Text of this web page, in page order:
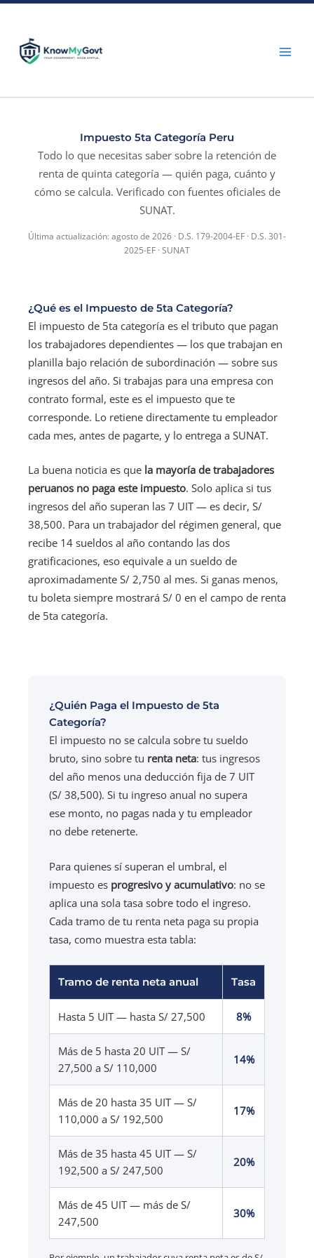
content
Impuesto 5ta Categoría Peru
Todo lo que necesitas saber sobre la retención de
renta de quinta categoría — quién paga, cuánto y
cómo se calcula. Verificado con fuentes oficiales de
SUNAT.
Última actualización: agosto de 2026 · D.S. 179-2004-EF · D.S. 301-
2025-EF · SUNAT
¿Qué es el Impuesto de 5ta Categoría?
El impuesto de 5ta categoría es el tributo que pagan
los trabajadores dependientes — los que trabajan en
planilla bajo relación de subordinación — sobre sus
ingresos del año. Si trabajas para una empresa con
contrato formal, este es el impuesto que te
corresponde. Lo retiene directamente tu empleador
cada mes, antes de pagarte, y lo entrega a SUNAT.
La buena noticia es que la mayoría de trabajadores
peruanos no paga este impuesto. Solo aplica si tus
ingresos del año superan las 7 UIT — es decir, S/
38,500. Para un trabajador del régimen general, que
recibe 14 sueldos al año contando las dos
gratificaciones, eso equivale a un sueldo de
aproximadamente S/ 2,750 al mes. Si ganas menos,
tu boleta siempre mostrará S/ 0 en el campo de renta
de 5ta categoría.
¿Quién Paga el Impuesto de 5ta
Categoría?
El impuesto no se calcula sobre tu sueldo
bruto, sino sobre tu renta neta: tus ingresos
del año menos una deducción fija de 7 UIT
(S/ 38,500). Si tu ingreso anual no supera
ese monto, no pagas nada y tu empleador
no debe retenerte.
Para quienes sí superan el umbral, el
impuesto es progresivo y acumulativo: no se
aplica una sola tasa sobre todo el ingreso.
Cada tramo de tu renta neta paga su propia
tasa, como muestra esta tabla:
Tramo de renta neta anual Tasa
Hasta 5 UIT — hasta S/ 27,500 8%
Más de 5 hasta 20 UIT — S/
27,500 a S/ 110,000
14%
Más de 20 hasta 35 UIT — S/
110,000 a S/ 192,500
17%
Más de 35 hasta 45 UIT — S/
192,500 a S/ 247,500
20%
Más de 45 UIT — más de S/
247,500
30%